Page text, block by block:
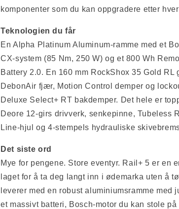
komponenter som du kan oppgradere etter
Teknologien du får
En Alpha Platinum Aluminum-ramme med et
CX-system (85 Nm, 250 W) og et 800 Wh
Battery 2.0. En 160 mm RockShox 35 Gold RL
DebonAir fjær, Motion Control demper og
Deluxe Select+ RT bakdemper. Det hele er
Deore 12-girs drivverk, senkepinne, Tubeless
Line-hjul og 4-stempels hydrauliske
Det siste ord
Mye for pengene. Store eventyr. Rail+ 5 er en
laget for å ta deg langt inn i ødemarka uten å
leverer med en robust aluminiumsramme med
et massivt batteri, Bosch-motor du kan stole